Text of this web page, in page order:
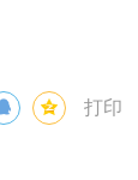
打印